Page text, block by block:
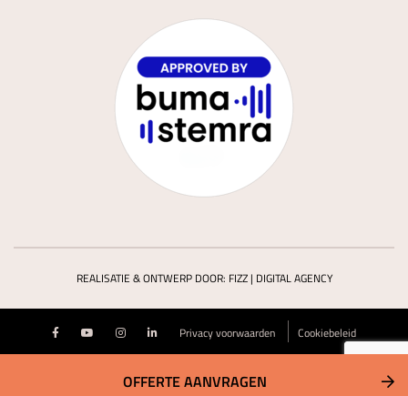
REALISATIE & ONTWERP DOOR: FIZZ | DIGITAL AGENCY
Privacy voorwaarden Cookiebeleid
OFFERTE AANVRAGEN